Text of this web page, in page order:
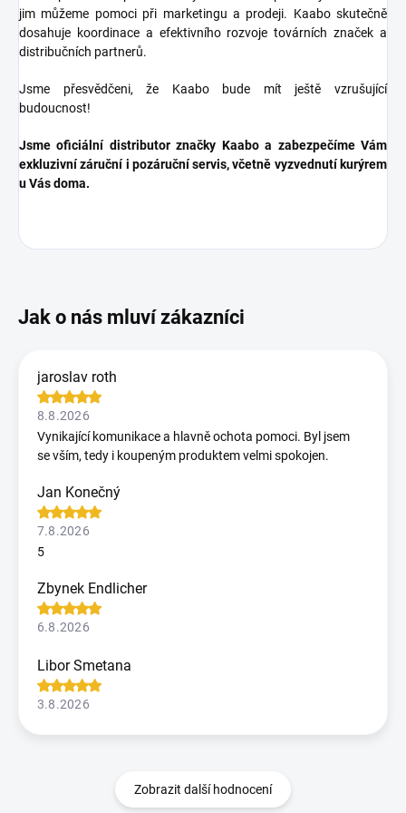
jim můžeme pomoci při marketingu a prodeji. Kaabo skutečně
dosahuje koordinace a efektivního rozvoje továrních značek a
distribučních partnerů.
Jsme přesvědčeni, že Kaabo bude mít ještě vzrušující
budoucnost!
Jsme oficiální distributor značky Kaabo a zabezpečíme Vám
exkluzivní záruční i pozáruční servis, včetně vyzvednutí kurýrem
u Vás doma.
jaroslav roth
8.8.2026
Vynikající komunikace a hlavně ochota pomoci. Byl jsem
se vším, tedy i koupeným produktem velmi spokojen.
Jan Konečný
7.8.2026
5
Zbynek Endlicher
6.8.2026
Libor Smetana
3.8.2026
Zobrazit další hodnocení